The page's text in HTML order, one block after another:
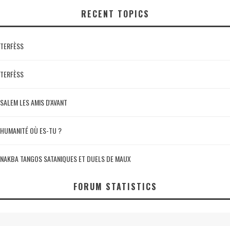
RECENT TOPICS
TERFÈSS
TERFÈSS
SALEM LES AMIS D'AVANT
HUMANITÉ OÙ ES-TU ?
NAKBA TANGOS SATANIQUES ET DUELS DE MAUX
FORUM STATISTICS